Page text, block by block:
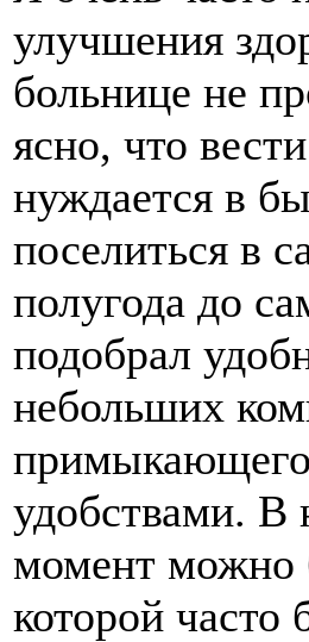
улучшения
больнице не
ясно, что
нуждается в
поселиться в
полугода до
подобрал
небольших
удобствами. В
момент можно
которой часто